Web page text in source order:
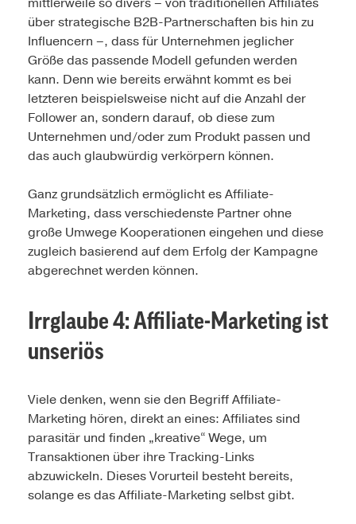
über strategische B2B-Partnerschaften bis hin zu
Influencern –, dass für Unternehmen jeglicher
Größe das passende Modell gefunden werden
kann. Denn wie bereits erwähnt kommt es bei
letzteren beispielsweise nicht auf die Anzahl der
Follower an, sondern darauf, ob diese zum
Unternehmen und/oder zum Produkt passen und
das auch glaubwürdig verkörpern können.
Ganz grundsätzlich ermöglicht es Affiliate-
Marketing, dass verschiedenste Partner ohne
große Umwege Kooperationen eingehen und diese
zugleich basierend auf dem Erfolg der Kampagne
abgerechnet werden können.
Irrglaube 4: Affiliate-Marketing ist
unseriös
Viele denken, wenn sie den Begriff Affiliate-
Marketing hören, direkt an eines: Affiliates sind
parasitär und finden „kreative“ Wege, um
Transaktionen über ihre Tracking-Links
abzuwickeln. Dieses Vorurteil besteht bereits,
solange es das Affiliate-Marketing selbst gibt.